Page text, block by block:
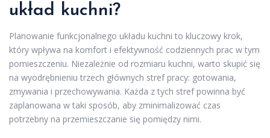
układ kuchni?
Planowanie funkcjonalnego układu kuchni to kluczowy krok,
który wpływa na komfort i efektywność codziennych prac w tym
pomieszczeniu. Niezależnie od rozmiaru kuchni, warto skupić się
na wyodrębnieniu trzech głównych stref pracy: gotowania,
zmywania i przechowywania. Każda z tych stref powinna być
zaplanowana w taki sposób, aby zminimalizować czas
potrzebny na przemieszczanie się pomiędzy nimi.